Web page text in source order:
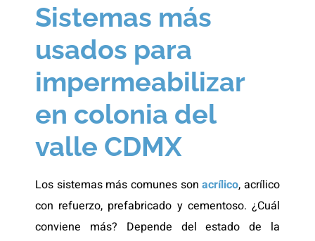
Sistemas más
usados para
impermeabilizar
en colonia del
valle CDMX
Los sistemas más comunes sonacrílico, acrílico
con refuerzo, prefabricado y cementoso. ¿Cuál
conviene más? Depende del estado de la